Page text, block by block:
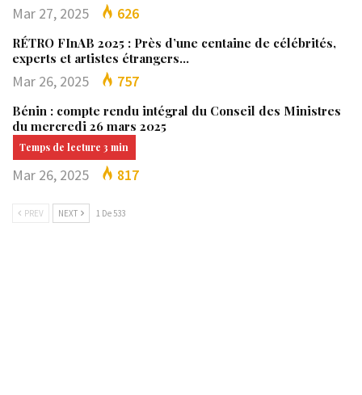
Mar 27, 2025 626
RÉTRO FInAB 2025 : Près d’une centaine de célébrités,
experts et artistes étrangers…
Mar 26, 2025 757
Bénin : compte rendu intégral du Conseil des Ministres
du mercredi 26 mars 2025
Mar 26, 2025 817
PREV NEXT 1 De 533